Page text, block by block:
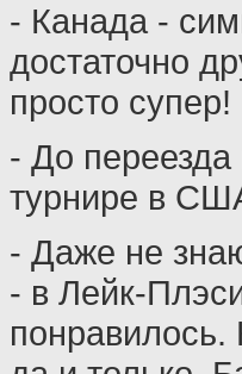
- Канада -
достаточно
просто супер!
- До
турнире в
- Даже не
- в Лейк-
понравилось.